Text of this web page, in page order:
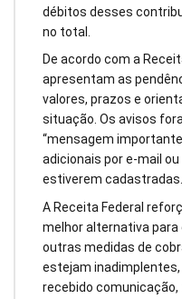
débitos desses
no total.
De acordo com a
apresentam as
valores, prazos e
situação. Os avisos
“mensagem
adicionais por e-mail
estiverem cadastradas.
A Receita Federal
melhor alternativa para
outras medidas de
estejam
recebido